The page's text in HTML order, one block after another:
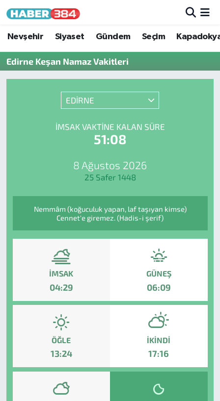
Nevşehir Siyaset Gündem Seçim
Edirne Keşan Namaz Vakitleri
EDİRNE
İMSAK VAKTINE KALAN SÜRE
51:08
8 Ağustos 2026
25 Safer 1448
Nemmâm (koğuculuk yapan, laf taşıyan kimse)
Cennet'e giremez. (Hadis-i şerif)
İMSAK
04:29
GÜNEŞ
06:09
ÖĞLE
13:24
İKINDI
17:16
Nöbetçi Eczaneler
Hava Durumu
Son Dakika Haberleri